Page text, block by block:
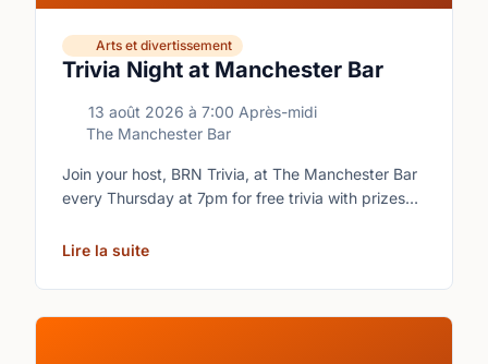
Trivia Night at Manchester Bar
Arts et divertissement
13 août 2026 à 7:00 Après-midi
The Manchester Bar
Join your host, BRN Trivia, at The Manchester Bar
every Thursday at 7pm for free trivia with prizes
Lire la suite